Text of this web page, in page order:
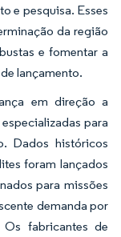
e pesquisa. Esses
da região
e fomentar a
lançamento.
em direção a
para
Dados históricos
foram lançados
para missões
demanda por
Os fabricantes de